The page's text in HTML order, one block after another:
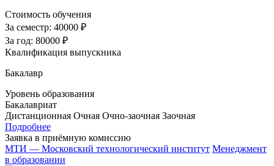
Стоимость обучения
За семестр: 40000 ₽
За год: 80000 ₽
Квалификация выпускника
Бакалавр
Уровень образования
Бакалавриат
Дистанционная Очная Очно-заочная Заочная
Подробнее
Заявка в приёмную комиссию
МТИ — Московский технологический институт Менеджмент
в образовании